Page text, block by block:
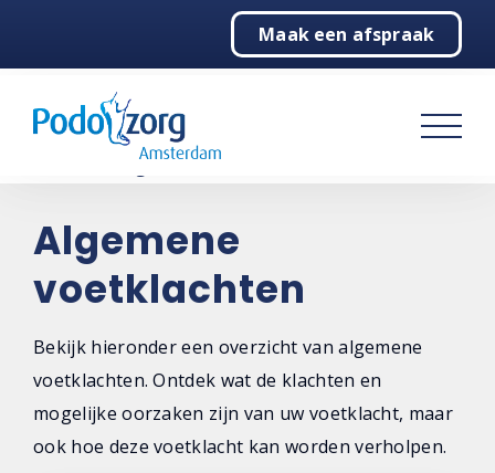
Maak een afspraak
Podologie
Behandelingen
Over ons
Contact
Algemene
voetklachten
Bekijk hieronder een overzicht van algemene
voetklachten. Ontdek wat de klachten en
mogelijke oorzaken zijn van uw voetklacht, maar
ook hoe deze voetklacht kan worden verholpen.